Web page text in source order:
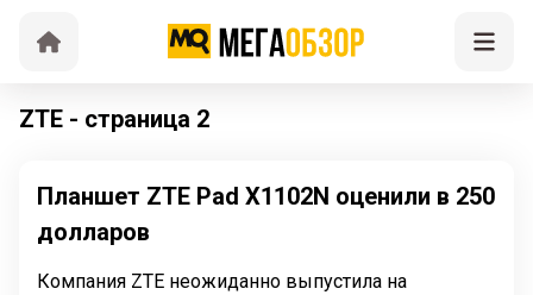
ZTE - страница 2
Планшет ZTE Pad X1102N оценили в 250
долларов
Компания ZTE неожиданно выпустила на